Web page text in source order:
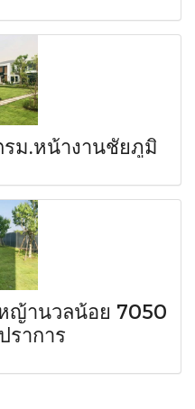
ม.หน้างานชัยภูมิ
ญ้านวลน้อย 7050
ราการ